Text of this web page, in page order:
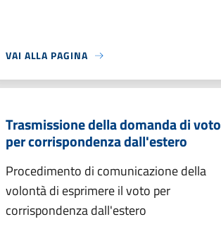
VAI ALLA PAGINA
Trasmissione della domanda di voto
per corrispondenza dall'estero
Procedimento di comunicazione della
volontà di esprimere il voto per
corrispondenza dall'estero